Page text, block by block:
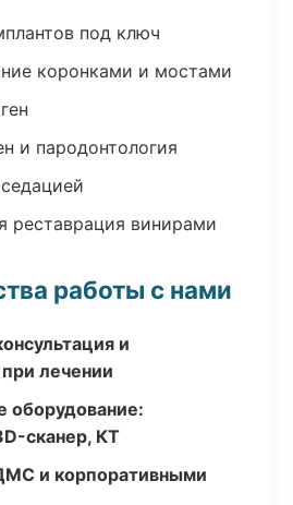
под ключ
коронками и мостами
и пародонтология
реставрация винирами
работы с нами
и
лечении
оборудование:
сканер, КТ
и корпоративными